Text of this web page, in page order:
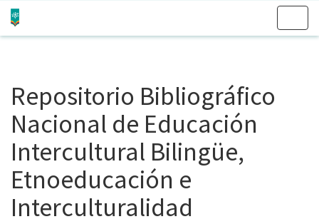
Repositorio Bibliográfico
Nacional de Educación
Intercultural Bilingüe,
Etnoeducación e
Interculturalidad